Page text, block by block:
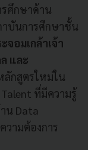
รศึกษาด้าน
าบันการศึกษาชั้น
อมเกล้าเจ้า
และ
กสูตรใหม่ใน
ที่มีความรู้
น Data
วามต้องการ